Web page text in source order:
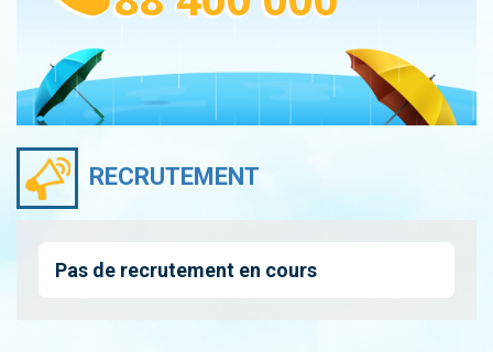
RECRUTEMENT
Pas de recrutement en cours